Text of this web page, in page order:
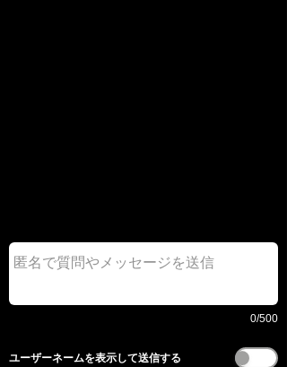
0/500
​ユーザーネームを表示して送信する